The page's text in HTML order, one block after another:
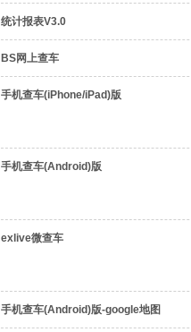
统计报表V3.0
BS网上查车
手机查车(iPhone/iPad)版
手机查车(Android)版
exlive微查车
手机查车(Android)版-google地图